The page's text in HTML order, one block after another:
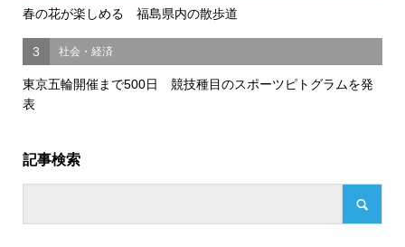
春の花が楽しめる 福島県内の散歩道
3 社会・経済
東京五輪開催まで500日 競技種目のスポーツピトグラムを発
表
記事検索